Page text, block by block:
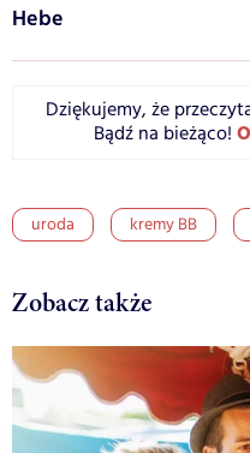
Hebe
Dziękujemy, że
Bądź na bieżąco!
uroda kremy BB
Zobacz także